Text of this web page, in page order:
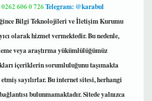
606 0 726Telegram: @karabul
Bilgi Teknolojileri ve İletişim Kurumu
olarak hizmet vermektedir. Bu nedenle,
veya araştırma yükümlülüğümüz
içeriklerin sorumluluğunu taşımakta
sayılırlar. Bu internet sitesi, herhangi
bulunmamaktadır. Sitede yalnızca